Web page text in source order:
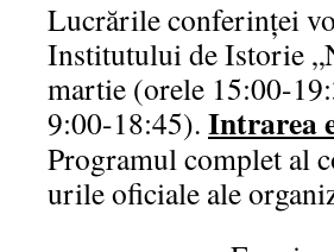
Lucrările conferinţei
Institutului de Istorie
martie (orele 15:00-
9:00-18:45). Intrarea
Programul complet al
urile oficiale ale